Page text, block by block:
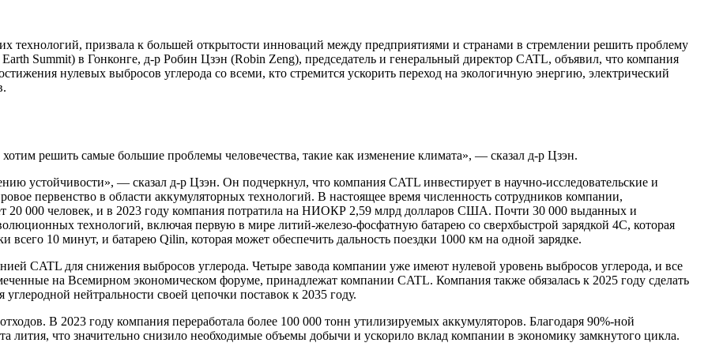
технологий, призвала к большей открытости инноваций между предприятиями и странами в стремлении решить проблему
Summit) в Гонконге, д-р Робин Цзэн (Robin Zeng), председатель и генеральный директор CATL, объявил, что компания
нулевых выбросов углерода со всеми, кто стремится ускорить переход на экологичную энергию, электрический
решить самые большие проблемы человечества, такие как изменение климата», — сказал д-р Цзэн.
устойчивости», — сказал д-р Цзэн. Он подчеркнул, что компания CATL инвестирует в научно-исследовательские и
первенство в области аккумуляторных технологий. В настоящее время численность сотрудников компании,
000 человек, и в 2023 году компания потратила на НИОКР 2,59 млрд долларов США. Почти 30 000 выданных и
технологий, включая первую в мире литий-железо-фосфатную батарею со сверхбыстрой зарядкой 4C, которая
всего 10 минут, и батарею Qilin, которая может обеспечить дальность поездки 1000 км на одной зарядке.
CATL для снижения выбросов углерода. Четыре завода компании уже имеют нулевой уровень выбросов углерода, и все
на Всемирном экономическом форуме, принадлежат компании CATL. Компания также обязалась к 2025 году сделать
нейтральности своей цепочки поставок к 2035 году.
В 2023 году компания переработала более 100 000 тонн утилизируемых аккумуляторов. Благодаря 90%-ной
лития, что значительно снизило необходимые объемы добычи и ускорило вклад компании в экономику замкнутого цикла.